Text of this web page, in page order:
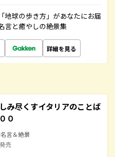
地球の歩き方」があなたにお届
言と癒やしの絶景集
詳細を見る
み尽くすイタリアのことば
０
言＆絶景
売